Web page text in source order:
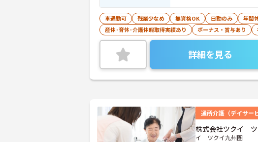
車通勤可 残業少なめ 無資格OK 日勤のみ 年間
産休･育休･介護休暇取得実績あり
ボーナス・賞与あり
詳細を見る
通所介護（デイサー
株式会社ツクイ ツ
イ ツクイ九州圏